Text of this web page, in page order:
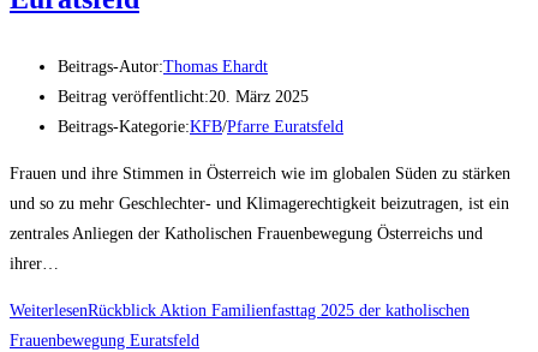
Beitrags-Autor:Thomas Ehardt
Beitrag veröffentlicht:20. März 2025
Beitrags-Kategorie:KFB/Pfarre Euratsfeld
Frauen und ihre Stimmen in Österreich wie im globalen Süden zu stärken
und so zu mehr Geschlechter- und Klimagerechtigkeit beizutragen, ist ein
zentrales Anliegen der Katholischen Frauenbewegung Österreichs und
ihrer…
WeiterlesenRückblick Aktion Familienfasttag 2025 der katholischen
Frauenbewegung Euratsfeld